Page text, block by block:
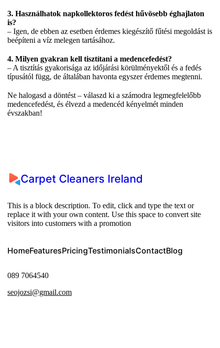
3. Használhatok napkollektoros fedést hűvösebb éghajlaton
is?
– Igen, de ebben az esetben érdemes kiegészítő fűtési megoldást is
beépíteni a víz melegen tartásához.
4. Milyen gyakran kell tisztítani a medencefedést?
– A tisztítás gyakorisága az időjárási körülményektől és a fedés
típusától függ, de általában havonta egyszer érdemes megtenni.
Ne halogasd a döntést – válaszd ki a számodra legmegfelelőbb
medencefedést, és élvezd a medencéd kényelmét minden
évszakban!
Carpet Cleaners Ireland
This is a block description. To edit, click and type the text or
replace it with your own content. Use this space to convert site
visitors into customers with a promotion
HomeFeaturesPricingTestimonialsContactBlog
089 7064540
seojozsi@gmail.com